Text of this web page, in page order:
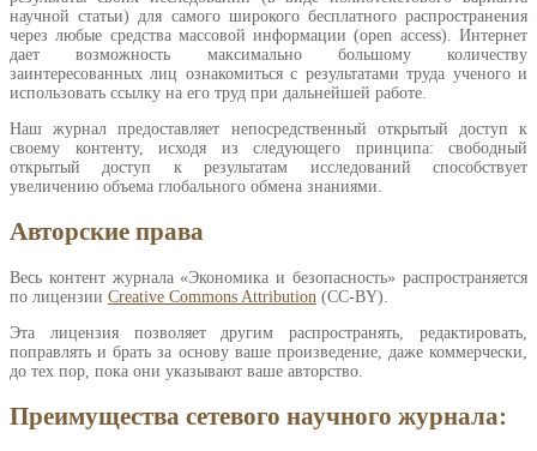
научной статьи) для самого широкого бесплатного распространения
через любые средства массовой информации (open access). Интернет
дает возможность максимально большому количеству
заинтересованных лиц ознакомиться с результатами труда ученого и
использовать ссылку на его труд при дальнейшей работе.
Наш журнал предоставляет непосредственный открытый доступ к
своему контенту, исходя из следующего принципа: свободный
открытый доступ к результатам исследований способствует
увеличению объема глобального обмена знаниями.
Авторские права
Весь контент журнала «Экономика и безопасность» распространяется
по лицензии Creative Commons Attribution (CC-BY).
Эта лицензия позволяет другим распространять, редактировать,
поправлять и брать за основу ваше произведение, даже коммерчески,
до тех пор, пока они указывают ваше авторство.
Преимущества сетевого научного журнала: